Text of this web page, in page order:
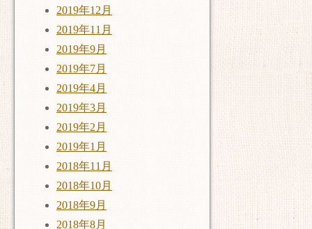
2019年12月
2019年11月
2019年9月
2019年7月
2019年4月
2019年3月
2019年2月
2019年1月
2018年11月
2018年10月
2018年9月
2018年8月